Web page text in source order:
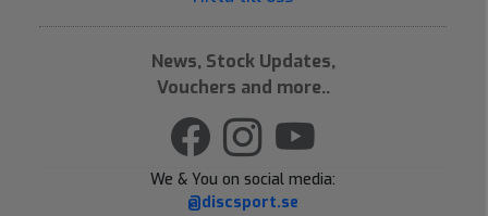
News, Stock Updates,
Vouchers and more..
We & You on social media:
@discsport.se